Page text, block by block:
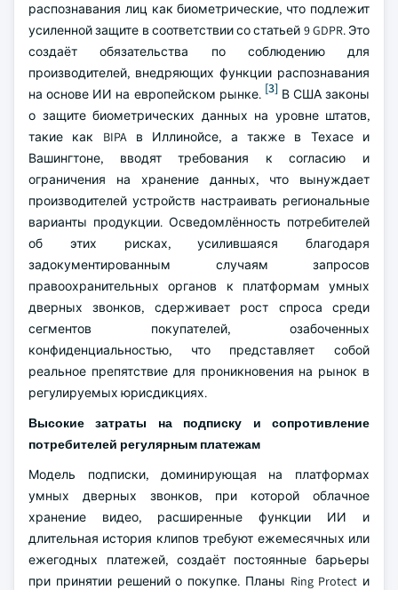
распознавания лиц как биометрические, что подлежит
усиленной защите в соответствии со статьей 9 GDPR. Это
создаёт обязательства по соблюдению для
производителей, внедряющих функции распознавания
на основе ИИ на европейском рынке. [3]В США законы
о защите биометрических данных на уровне штатов,
такие как BIPA в Иллинойсе, а также в Техасе и
Вашингтоне, вводят требования к согласию и
ограничения на хранение данных, что вынуждает
производителей устройств настраивать региональные
варианты продукции. Осведомлённость потребителей
об этих рисках, усилившаяся благодаря
задокументированным случаям запросов
правоохранительных органов к платформам умных
дверных звонков, сдерживает рост спроса среди
сегментов покупателей, озабоченных
конфиденциальностью, что представляет собой
реальное препятствие для проникновения на рынок в
регулируемых юрисдикциях.
Высокие затраты на подписку и сопротивление
потребителей регулярным платежам
Модель подписки, доминирующая на платформах
умных дверных звонков, при которой облачное
хранение видео, расширенные функции ИИ и
длительная история клипов требуют ежемесячных или
ежегодных платежей, создаёт постоянные барьеры
при принятии решений о покупке. Планы Ring Protect и